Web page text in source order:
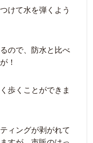
けて水を弾くよう
ので、防水と比べ
！
歩くことができま
ィングが剥がれて